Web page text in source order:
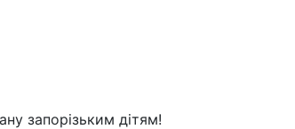
запорізьким дітям!